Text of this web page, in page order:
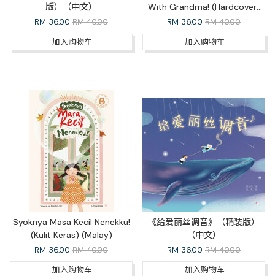
版）（中文）
RM 36.00 RM 40.00
加入购物车
With Grandma! (Hardcover)
(English)
RM 36.00 RM 40.00
加入购物车
Syoknya Masa Kecil Nenekku!
(Kulit Keras) (Malay)
RM 36.00 RM 40.00
加入购物车
《给爱丽丝调音》（精装版）
（中文）
RM 36.00 RM 40.00
加入购物车